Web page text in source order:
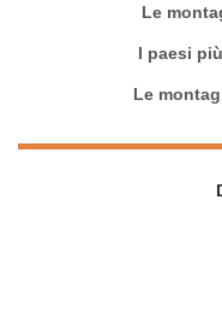
Le
I paesi
Le